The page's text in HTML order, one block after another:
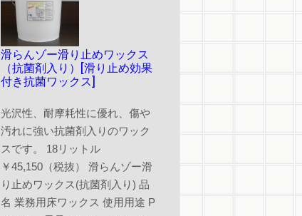
滑らんゾー滑り止めワックス
（抗菌剤入り）[滑り止め効果
付き抗菌ワックス]
光沢性、耐摩耗性に優れ、傷や
汚れに強い抗菌剤入りのワック
スです。 18リットル
￥45,150（税抜） 滑らんゾー滑
り止めワックス(抗菌剤入り) 品
名 業務用床ワックス 使用用途 P